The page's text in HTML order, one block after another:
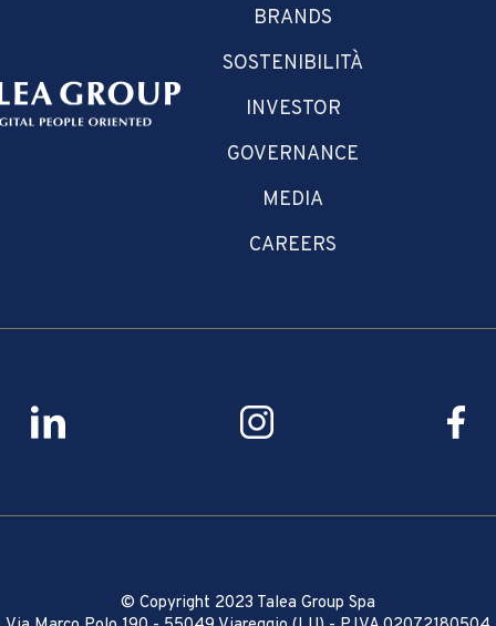
BRANDS
SOSTENIBILITÀ
INVESTOR
GOVERNANCE
MEDIA
CAREERS
© Copyright 2023 Talea Group Spa